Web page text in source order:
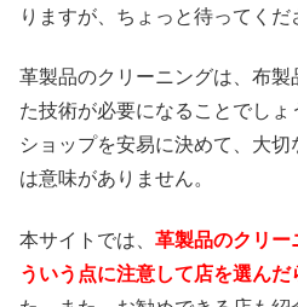
りますが、ちょっと待ってくだ
革製品のクリーニングは、布
た技術が必要になることでし
ショップを安易に決めて、大
は意味がありません。
本サイトでは、 革製品のクリー
ういう点に注意して店を選んだ